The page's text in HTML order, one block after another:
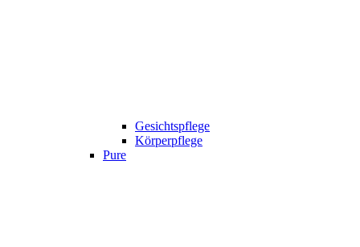
Gesichtspflege
Körperpflege
Pure